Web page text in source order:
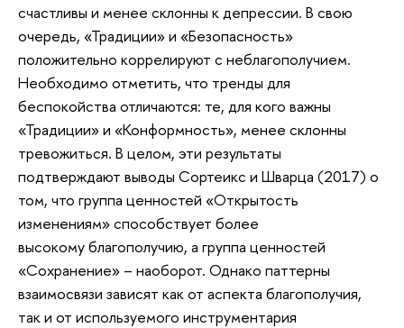
счастливы и менее склонны к депрессии. В свою
очередь, «Традиции» и «Безопасность»
положительно коррелируют с неблагополучием.
Необходимо отметить, что тренды для
беспокойства отличаются: те, для кого важны
«Традиции» и «Конформность», менее склонны
тревожиться. В целом, эти результаты
подтверждают выводы Сортеикс и Шварца (2017) о
том, что группа ценностей «Открытость
изменениям» способствует более
высокому благополучию, а группа ценностей
«Сохранение» – наоборот. Однако паттерны
взаимосвязи зависят как от аспекта благополучия,
так и от используемого инструментария